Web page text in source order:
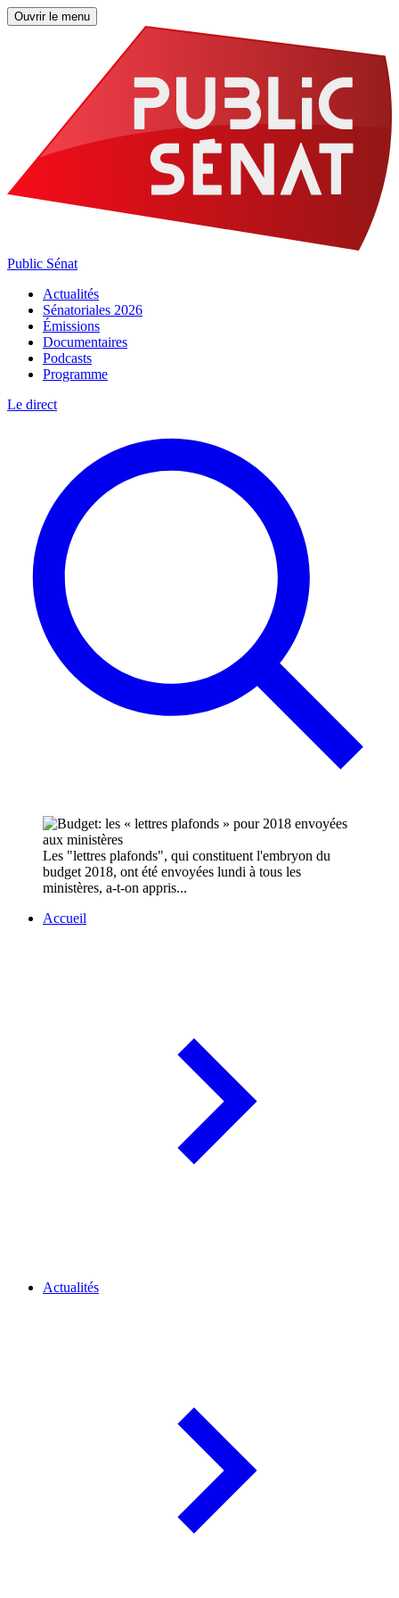
Ouvrir le menu
Public Sénat
Actualités
Sénatoriales 2026
Émissions
Documentaires
Podcasts
Programme
Le direct
Les "lettres plafonds", qui constituent l'embryon du
budget 2018, ont été envoyées lundi à tous les
ministères, a-t-on appris...
Accueil
Actualités